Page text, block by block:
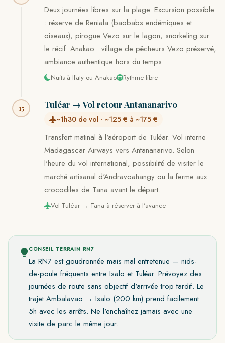
Deux journées libres sur la plage. Excursion possible
: réserve de Reniala (baobabs endémiques et
oiseaux), pirogue Vezo sur le lagon, snorkeling sur
le récif. Anakao : village de pêcheurs Vezo préservé,
ambiance authentique hors du temps.
Nuits à Ifaty ou Anakao Rythme libre
15 Tuléar → Vol retour Antananarivo
~1h30 de vol · ~125 € à ~175 €
Transfert matinal à l'aéroport de Tuléar. Vol interne
Madagascar Airways vers Antananarivo. Selon
l'heure du vol international, possibilité de visiter le
marché artisanal d'Andravoahangy ou la ferme aux
crocodiles de Tana avant le départ.
Vol Tuléar → Tana à réserver à l'avance
CONSEIL TERRAIN RN7
La RN7 est goudronnée mais mal entretenue — nids-
de-poule fréquents entre Isalo et Tuléar. Prévoyez des
journées de route sans objectif d'arrivée trop tardif. Le
trajet Ambalavao → Isalo (200 km) prend facilement
5h avec les arrêts. Ne l'enchaînez jamais avec une
visite de parc le même jour.